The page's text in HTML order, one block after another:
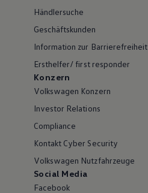
Händlersuche
Geschäftskunden
Information zur Barrierefreiheit
Ersthelfer/ first responder
Konzern
Volkswagen Konzern
Investor Relations
Compliance
Kontakt Cyber Security
Volkswagen Nutzfahrzeuge
Social Media
Facebook